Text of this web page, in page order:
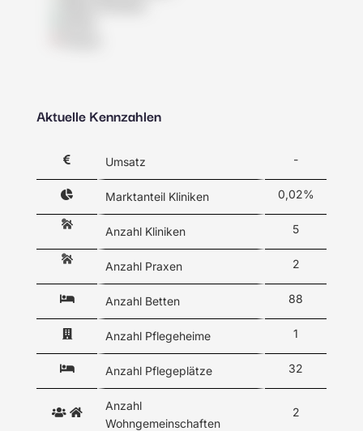
Aktuelle Kennzahlen
Umsatz -
Marktanteil Kliniken 0,02%
Anzahl Kliniken 5
Anzahl Praxen 2
Anzahl Betten 88
Anzahl Pflegeheime 1
Anzahl Pflegeplätze 32
Anzahl
Wohngemeinschaften
2